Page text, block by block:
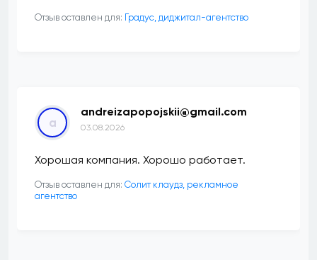
Отзыв оставлен для: ​Градус, диджитал-агентство
a
andreizapopojskii@gmail.com
03.08.2026
Хорошая компания. Хорошо работает.
Отзыв оставлен для: Солит клаудз, рекламное
агентство